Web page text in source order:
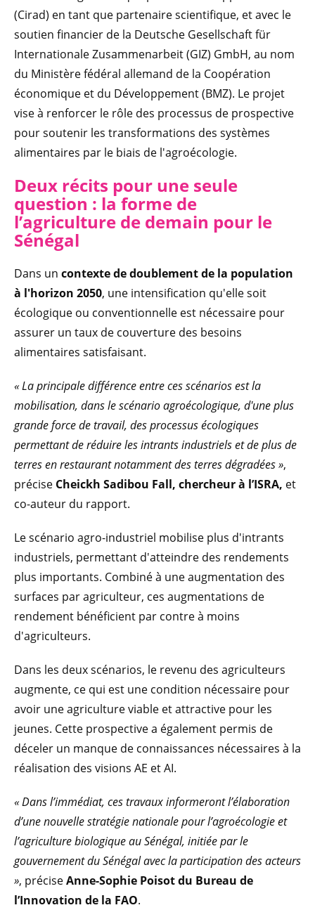
(Cirad) en tant que partenaire scientifique, et avec le
soutien financier de la Deutsche Gesellschaft für
Internationale Zusammenarbeit (GIZ) GmbH, au nom
du Ministère fédéral allemand de la Coopération
économique et du Développement (BMZ). Le projet
vise à renforcer le rôle des processus de prospective
pour soutenir les transformations des systèmes
alimentaires par le biais de l'agroécologie.
Deux récits pour une seule
question : la forme de
l’agriculture de demain pour le
Sénégal
Dans un contexte de doublement de la population
à l'horizon 2050, une intensification qu'elle soit
écologique ou conventionnelle est nécessaire pour
assurer un taux de couverture des besoins
alimentaires satisfaisant.
« La principale différence entre ces scénarios est la
mobilisation, dans le scénario agroécologique, d'une plus
grande force de travail, des processus écologiques
permettant de réduire les intrants industriels et de plus de
terres en restaurant notamment des terres dégradées »,
précise Cheickh Sadibou Fall, chercheur à l’ISRA, et
co-auteur du rapport.
Le scénario agro-industriel mobilise plus d'intrants
industriels, permettant d'atteindre des rendements
plus importants. Combiné à une augmentation des
surfaces par agriculteur, ces augmentations de
rendement bénéficient par contre à moins
d'agriculteurs.
Dans les deux scénarios, le revenu des agriculteurs
augmente, ce qui est une condition nécessaire pour
avoir une agriculture viable et attractive pour les
jeunes. Cette prospective a également permis de
déceler un manque de connaissances nécessaires à la
réalisation des visions AE et AI.
« Dans l’immédiat, ces travaux informeront l’élaboration
d’une nouvelle stratégie nationale pour l’agroécologie et
l’agriculture biologique au Sénégal, initiée par le
gouvernement du Sénégal avec la participation des acteurs
», préciseAnne-Sophie Poisot du Bureau de
l’Innovation de la FAO.